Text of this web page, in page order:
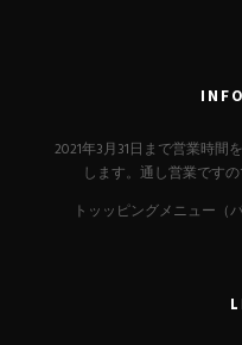
2021年3月31日まで営業時間
します。通し営業です
トッッピングメニュー（